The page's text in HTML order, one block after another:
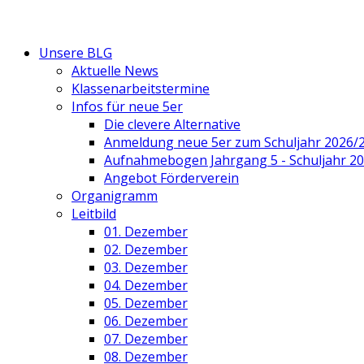
Unsere BLG
Aktuelle News
Klassenarbeitstermine
Infos für neue 5er
Die clevere Alternative
Anmeldung neue 5er zum Schuljahr 2026/
Aufnahmebogen Jahrgang 5 - Schuljahr
Angebot Förderverein
Organigramm
Leitbild
01. Dezember
02. Dezember
03. Dezember
04. Dezember
05. Dezember
06. Dezember
07. Dezember
08. Dezember